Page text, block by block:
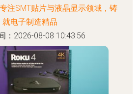
注SMT贴片与液晶显示领域，铸
就电子制造精品
：2026-08-08 10:43:56